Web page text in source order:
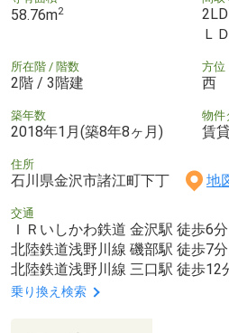
58.76m2
Ｌ
所在階 / 階数
2階 / 3階建
方位
西
築年数
2018年1月(築8年8ヶ月)
物件
賃
住所
石川県金沢市諸江町下丁 地
交通
ＩＲいしかわ鉄道 金沢駅 徒歩6分
北陸鉄道浅野川線 磯部駅 徒歩7分
北陸鉄道浅野川線 三口駅 徒歩12
乗り換え検索